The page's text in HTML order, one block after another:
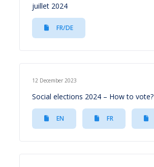
juillet 2024
FR/DE
12 December 2023
Social elections 2024 – How to vote?
EN FR